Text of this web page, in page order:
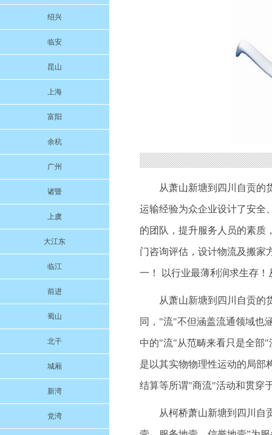
绍兴
临安
昆山
上海
富阳
余杭
广州
诸暨
上虞
大江东
临江
前进
蜀山
北干
城厢
新湾
党湾
从萧山新塘到四川自贡的
运输经验为众企业设计了安全
的团队，提升服务人员的素质
门咨询评估，设计物流及搬家
一！ 以行业最薄利润求生存
从萧山新塘到四川自贡的
同，"流"不但涵盖流通领域也
中的"流"从范畴来看只是全部
是以其实物物理性运动的局部
结算等所谓"商流"活动和贯穿
从柯桥萧山新塘到四川自